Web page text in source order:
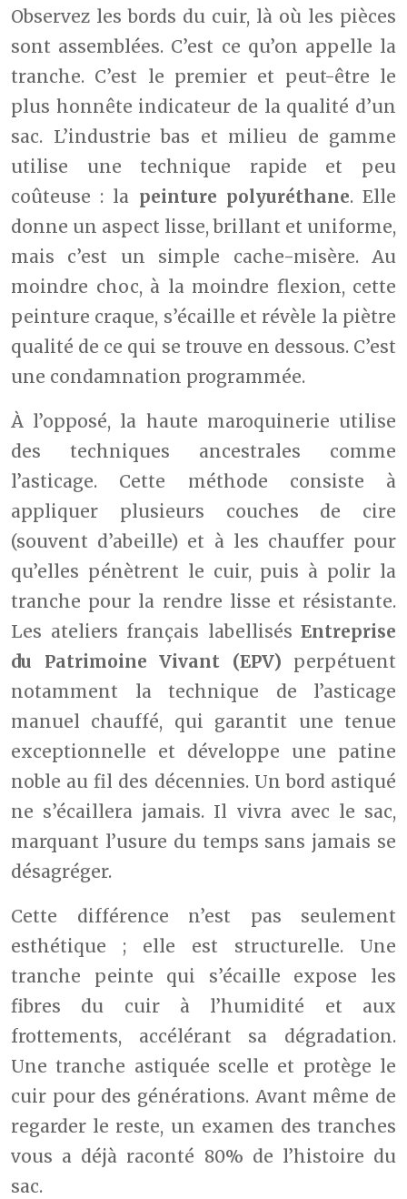
Observez les bords du cuir, là où les pièces
sont assemblées. C’est ce qu’on appelle la
tranche. C’est le premier et peut-être le
plus honnête indicateur de la qualité d’un
sac. L’industrie bas et milieu de gamme
utilise une technique rapide et peu
coûteuse : la peinture polyuréthane. Elle
donne un aspect lisse, brillant et uniforme,
mais c’est un simple cache-misère. Au
moindre choc, à la moindre flexion, cette
peinture craque, s’écaille et révèle la piètre
qualité de ce qui se trouve en dessous. C’est
une condamnation programmée.
À l’opposé, la haute maroquinerie utilise
des techniques ancestrales comme
l’asticage. Cette méthode consiste à
appliquer plusieurs couches de cire
(souvent d’abeille) et à les chauffer pour
qu’elles pénètrent le cuir, puis à polir la
tranche pour la rendre lisse et résistante.
Les ateliers français labellisés Entreprise
du Patrimoine Vivant (EPV) perpétuent
notamment la technique de l’asticage
manuel chauffé, qui garantit une tenue
exceptionnelle et développe une patine
noble au fil des décennies. Un bord astiqué
ne s’écaillera jamais. Il vivra avec le sac,
marquant l’usure du temps sans jamais se
désagréger.
Cette différence n’est pas seulement
esthétique ; elle est structurelle. Une
tranche peinte qui s’écaille expose les
fibres du cuir à l’humidité et aux
frottements, accélérant sa dégradation.
Une tranche astiquée scelle et protège le
cuir pour des générations. Avant même de
regarder le reste, un examen des tranches
vous a déjà raconté 80% de l’histoire du
sac.